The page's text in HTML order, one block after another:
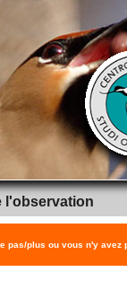
l'observation
pas/plus ou vous n'y avez